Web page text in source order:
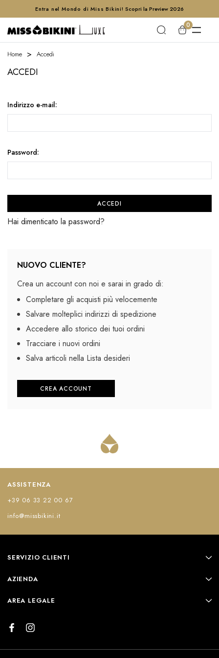
Entra nel Mondo di Miss Bikini! Scopri la Preview 2026
0
Home Accedi
ACCEDI
Indirizzo e-mail:
Password:
Hai dimenticato la password?
NUOVO CLIENTE?
Crea un account con noi e sarai in grado di:
Completare gli acquisti più velocemente
Salvare molteplici indirizzi di spedizione
Accedere allo storico dei tuoi ordini
Tracciare i nuovi ordini
Salva articoli nella Lista desideri
CREA ACCOUNT
ASSISTENZA
+39 06 33 22 00 67
info@missbikini.it
SERVIZIO CLIENTI
AZIENDA
AREA LEGALE